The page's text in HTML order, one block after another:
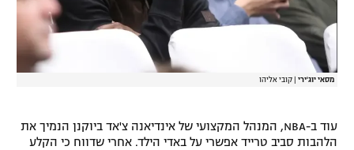
מסאי יוג'ירי קובי אליהו
עוד ב-NBA, המנהל המקצועי של אינדיאנה צ'אד ביוקנן הנמיך את
הלהבות סביב טרייד אפשרי על באדי הילד. אחרי שדווח כי הקלע